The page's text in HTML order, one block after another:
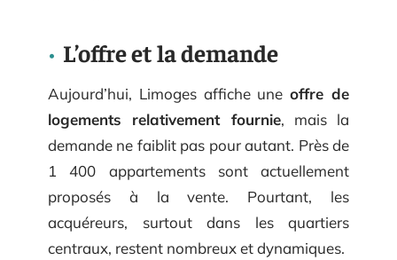
L’offre et la demande
Aujourd’hui, Limoges affiche uneoffre de
logements relativement fournie, mais la
demande ne faiblit pas pour autant. Près de
1 400 appartements sont actuellement
proposés à la vente. Pourtant, les
acquéreurs, surtout dans les quartiers
centraux, restent nombreux et dynamiques.